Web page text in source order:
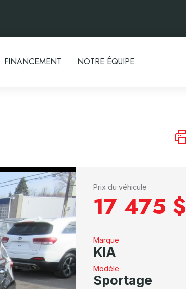
FINANCEMENT NOTRE ÉQUIPE
Prix du véhicule
17 475 $
Marque
KIA
Modèle
Sportage